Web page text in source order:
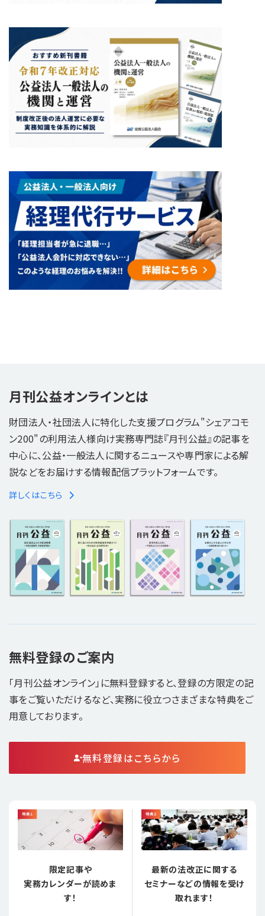
月刊公益オンラインとは
財団法人・社団法人に特化した支援プログラム"シェアコモ
ン200"の利用法人様向け実務専門誌『月刊公益』の記事を
中心に、公益・一般法人に関するニュースや専門家による解
説などをお届けする情報配信プラットフォームです。
詳しくはこちら
無料登録のご案内
「月刊公益オンライン」に無料登録すると、登録の方限定の記
事をご覧いただけるなど、実務に役立つさまざまな特典をご
用意しております。
無料登録はこちらから
限定記事や
実務カレンダーが読めま
す！
最新の法改正に関する
セミナーなどの情報を受け
取れます！